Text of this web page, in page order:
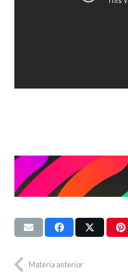
Matéria anterior